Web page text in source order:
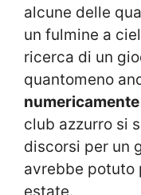
alcune delle
un fulmine a
ricerca di un
quantomeno
club azzurro si
discorsi per un
avrebbe potuto
estate.